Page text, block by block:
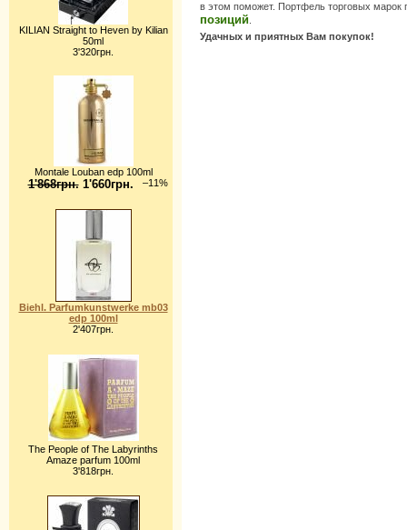
KILIAN Straight to Heven by Kilian
50ml
3'320грн.
Montale Louban edp 100ml
–11%
1'868грн.1'660грн.
Biehl. Parfumkunstwerke mb03
edp 100ml
2'407грн.
The People of The Labyrinths
Amaze parfum 100ml
3'818грн.
в этом поможет. Портфель торговых марок
позиций
Удачных и приятных Вам покупок!